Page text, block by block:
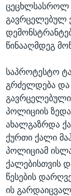
ცეცხლსასროლ
გავრცელებულ
წინააღმდეგ
საპროტესტო
გრძელდება და
პოლიციის
ახალგაზრდა
ქურთი ქალი
პოლიციამ
ქალებისთვის
წესების
ის